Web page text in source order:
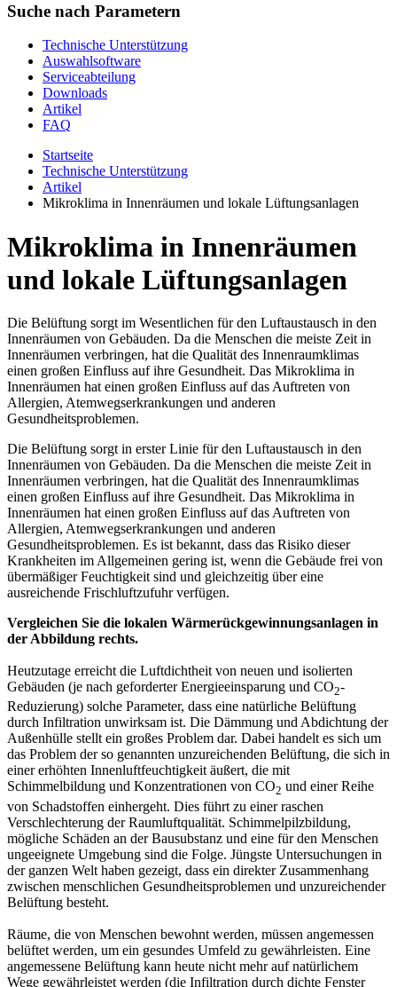
Suche nach Parametern
Technische Unterstützung
Auswahlsoftware
Serviceabteilung
Downloads
Artikel
FAQ
Startseite
Technische Unterstützung
Artikel
Mikroklima in Innenräumen und lokale Lüftungsanlagen
Mikroklima in Innenräumen
und lokale Lüftungsanlagen
Die Belüftung sorgt im Wesentlichen für den Luftaustausch in den
Innenräumen von Gebäuden. Da die Menschen die meiste Zeit in
Innenräumen verbringen, hat die Qualität des Innenraumklimas
einen großen Einfluss auf ihre Gesundheit. Das Mikroklima in
Innenräumen hat einen großen Einfluss auf das Auftreten von
Allergien, Atemwegserkrankungen und anderen
Gesundheitsproblemen.
Die Belüftung sorgt in erster Linie für den Luftaustausch in den
Innenräumen von Gebäuden. Da die Menschen die meiste Zeit in
Innenräumen verbringen, hat die Qualität des Innenraumklimas
einen großen Einfluss auf ihre Gesundheit. Das Mikroklima in
Innenräumen hat einen großen Einfluss auf das Auftreten von
Allergien, Atemwegserkrankungen und anderen
Gesundheitsproblemen. Es ist bekannt, dass das Risiko dieser
Krankheiten im Allgemeinen gering ist, wenn die Gebäude frei von
übermäßiger Feuchtigkeit sind und gleichzeitig über eine
ausreichende Frischluftzufuhr verfügen.
Vergleichen Sie die lokalen Wärmerückgewinnungsanlagen in
der Abbildung rechts.
Heutzutage erreicht die Luftdichtheit von neuen und isolierten
Gebäuden (je nach geforderter Energieeinsparung und CO2-
Reduzierung) solche Parameter, dass eine natürliche Belüftung
durch Infiltration unwirksam ist. Die Dämmung und Abdichtung der
Außenhülle stellt ein großes Problem dar. Dabei handelt es sich um
das Problem der so genannten unzureichenden Belüftung, die sich in
einer erhöhten Innenluftfeuchtigkeit äußert, die mit
Schimmelbildung und Konzentrationen von CO2 und einer Reihe
von Schadstoffen einhergeht. Dies führt zu einer raschen
Verschlechterung der Raumluftqualität. Schimmelpilzbildung,
mögliche Schäden an der Bausubstanz und eine für den Menschen
ungeeignete Umgebung sind die Folge. Jüngste Untersuchungen in
der ganzen Welt haben gezeigt, dass ein direkter Zusammenhang
zwischen menschlichen Gesundheitsproblemen und unzureichender
Belüftung besteht.
Räume, die von Menschen bewohnt werden, müssen angemessen
belüftet werden, um ein gesundes Umfeld zu gewährleisten. Eine
angemessene Belüftung kann heute nicht mehr auf natürlichem
Wege gewährleistet werden (die Infiltration durch dichte Fenster